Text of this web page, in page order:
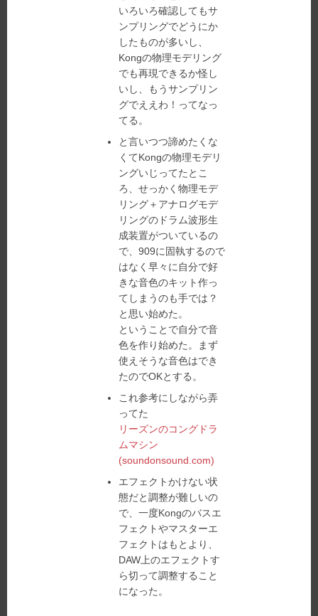
いろいろ確認してもサ
ンプリングでどうにか
したものが多いし、
Kongの物理モデリング
でも再現できるか怪し
いし、もうサンプリン
グでええわ！ってなっ
てる。
と言いつつ諦めたくな
くてKongの物理モデリ
ングいじってたとこ
ろ、せっかく物理モデ
リング＋アナログモデ
リングのドラム波形生
成装置がついているの
で、909に固執するので
はなく早々に自分で好
きな音色のキット作っ
てしまうのも手では？
と思い始めた。
ということで自分で音
色を作り始めた。まず
使えそうな音色はでき
たのでOKとする。
これ参考にしながら弄
ってた
リーズンのコングドラ
ムマシン
(soundonsound.com)
エフェクトかけない状
態だと調整が難しいの
で、一度Kongのバスエ
フェクトやマスターエ
フェクトはもとより、
DAW上のエフェクトす
ら切って調整すること
になった。